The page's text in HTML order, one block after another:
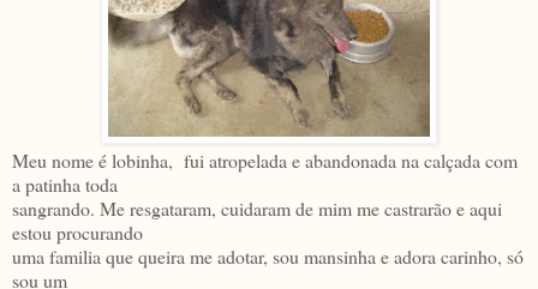
Meu nome é lobinha, fui atropelada e abandonada na calçada com
a patinha toda
sangrando. Me resgataram, cuidaram de mim me castrarão e aqui
estou procurando
uma familia que queira me adotar, sou mansinha e adora carinho, só
sou um